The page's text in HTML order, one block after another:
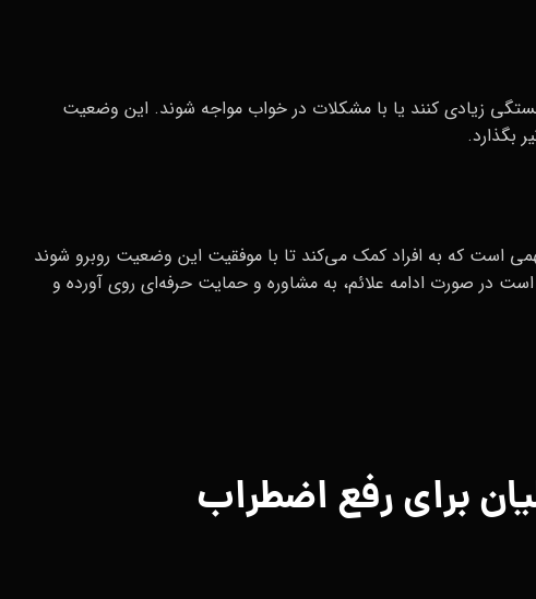
زیادی کنند یا با مشکلات در خواب مواجه شوند. این وضعیت
بگذارد.
است که به افراد کمک می‌کند تا با موفقیت این وضعیت روبرو شوند
است در صورت ادامه علائم، به مشاوره و حمایت حرفه‌ای روی آورده و
برای رفع اضطراب